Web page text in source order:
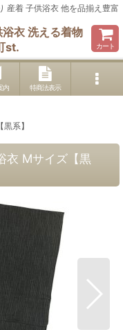
産着 子供浴衣 他を品揃え豊富
衣 洗える着物
st.
カート
内 特商法表示
系】
衣 Mサイズ【黒